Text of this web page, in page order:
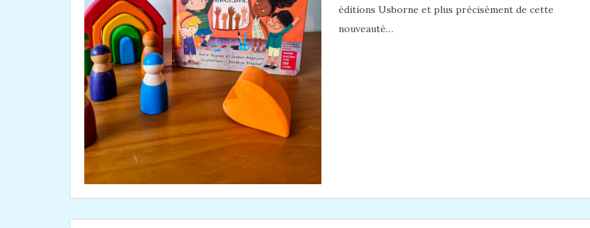
éditions Usborne et plus précisément de cette
nouveauté…